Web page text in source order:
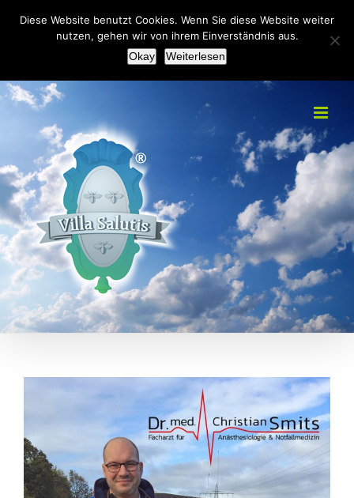
+49(0)2151 451092 info@villa-salutis.de
Facebook
Bild
Diese Website benutzt Cookies. Wenn Sie diese Website weiter
nutzen, gehen wir von ihrem Einverständnis aus.
Okay
Weiterlesen